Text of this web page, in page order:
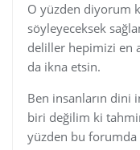
O yüzden diyorum
söyleyeceksek
deliller hepimizi en
da ikna etsin.
Ben insanların dini
biri değilim ki
yüzden bu forumda